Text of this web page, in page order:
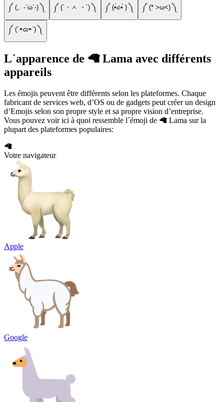
༼ (。-`ω´-) ༽ ༼ (`・ㅅ ・´) ༽ ༼ (•̀௰•́ ) ༽ ༼ (* >ω<) ༽
༼ (´◓ɷ◓`) ༽
L´apparence de 🦙 Lama avec différents
appareils
Les émojis peuvent être différents selon les plateformes. Chaque
fabricant de services web, d’OS ou de gadgets peut créer un design
d’Emojis selon son propre style et sa propre vision d’entreprise.
Vous pouvez voir ici à quoi ressemble l´émoji de 🦙 Lama sur la
plupart des plateformes populaires:
🦙
Votre navigateur
Apple
Google